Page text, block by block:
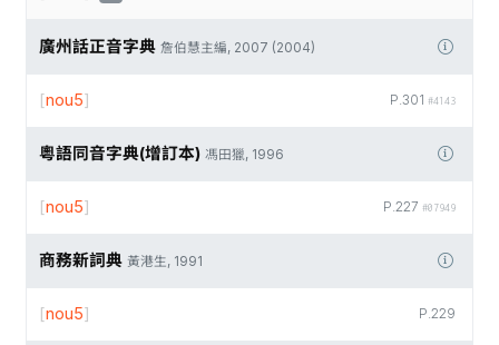
廣州話正音字典 詹伯慧主編, 2007 (2004)
P.301 #4143
[nou5]
粵語同音字典(增訂本) 馮田獵, 1996
P.227 #07949
[nou5]
商務新詞典 黃港生, 1991
P.229
[nou5]